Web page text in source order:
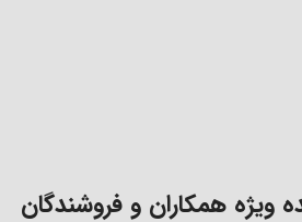
ویژه همکاران و فروشندگان